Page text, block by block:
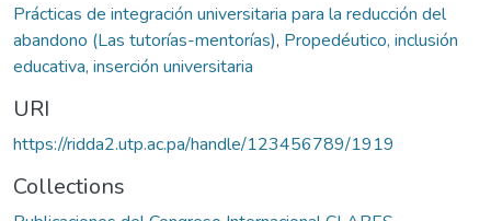
Prácticas de integración universitaria para la reducción del
abandono (Las tutorías-mentorías), Propedéutico, inclusión
educativa, inserción universitaria
URI
https://ridda2.utp.ac.pa/handle/123456789/1919
Collections